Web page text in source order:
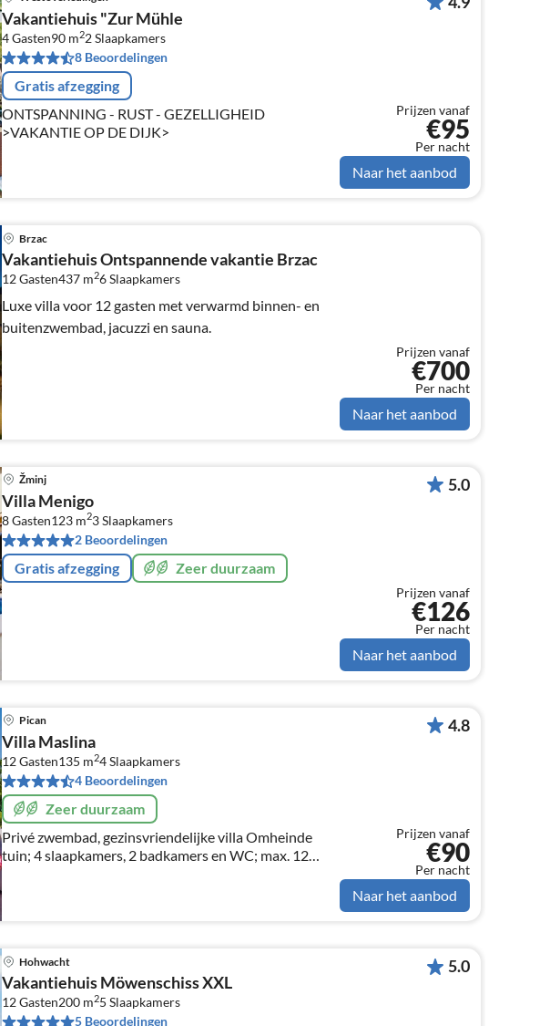
Vakantiehuis "Zur Mühle
4 Gasten90 m22Slaapkamers
8 Beoordelingen
Gratis afzegging
ONTSPANNING - RUST - GEZELLIGHEID
>VAKANTIE OP DE DIJK>
Prijzen vanaf
€95
Per nacht
Naar het aanbod
Brzac
Vakantiehuis Ontspannende vakantie Brzac
12 Gasten437 m26Slaapkamers
Luxe villa voor 12 gasten met verwarmd binnen- en
buitenzwembad, jacuzzi en sauna.
Prijzen vanaf
€700
Per nacht
Naar het aanbod
Žminj
Villa Menigo
8 Gasten123 m23Slaapkamers
2 Beoordelingen
Gratis afzegging Zeer duurzaam
5.0
Prijzen vanaf
€126
Per nacht
Naar het aanbod
Pican
Villa Maslina
12 Gasten135 m24Slaapkamers
4 Beoordelingen
Zeer duurzaam
Privé zwembad, gezinsvriendelijke villa Omheinde
tuin; 4 slaapkamers, 2 badkamers en WC; max. 12
slaapplaatsen
4.8
Prijzen vanaf
€90
Per nacht
Naar het aanbod
Hohwacht
Vakantiehuis Möwenschiss XXL
12 Gasten200 m25 Slaapkamers
5 Beoordelingen
5.0